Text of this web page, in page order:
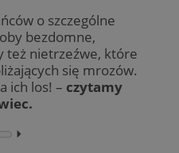
o szczególne
bezdomne,
też nietrzeźwe, które
się mrozów.
ich los! – czytamy
⏵︎